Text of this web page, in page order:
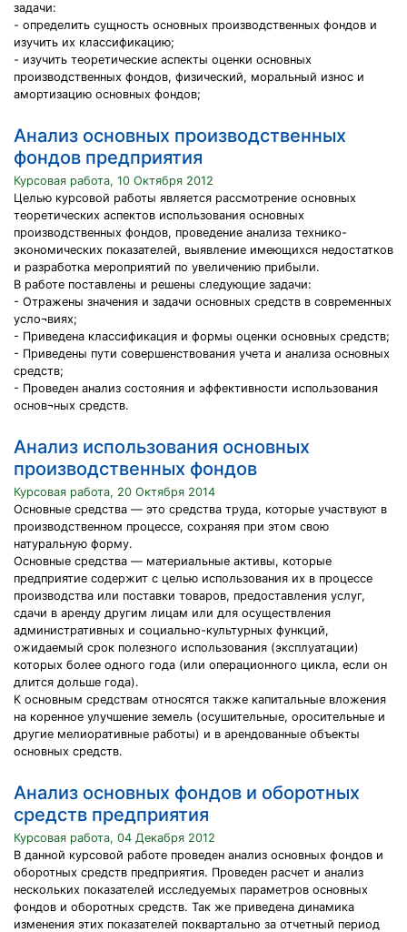
задачи:
- определить сущность основных производственных фондов и
изучить их классификацию;
- изучить теоретические аспекты оценки основных
производственных фондов, физический, моральный износ и
амортизацию основных фондов;
Анализ основных производственных
фондов предприятия
Курсовая работа, 10 Октября 2012
Целью курсовой работы является рассмотрение основных
теоретических аспектов использования основных
производственных фондов, проведение анализа технико-
экономических показателей, выявление имеющихся недостатков
и разработка мероприятий по увеличению прибыли.
В работе поставлены и решены следующие задачи:
- Отражены значения и задачи основных средств в современных
усло¬виях;
- Приведена классификация и формы оценки основных средств;
- Приведены пути совершенствования учета и анализа основных
средств;
- Проведен анализ состояния и эффективности использования
основ¬ных средств.
Анализ использования основных
производственных фондов
Курсовая работа, 20 Октября 2014
Основные средства — это средства труда, которые участвуют в
производственном процессе, сохраняя при этом свою
натуральную форму.
Основные средства — материальные активы, которые
предприятие содержит с целью использования их в процессе
производства или поставки товаров, предоставления услуг,
сдачи в аренду другим лицам или для осуществления
административных и социально-культурных функций,
ожидаемый срок полезного использования (эксплуатации)
которых более одного года (или операционного цикла, если он
длится дольше года).
К основным средствам относятся также капитальные вложения
на коренное улучшение земель (осушительные, оросительные и
другие мелиоративные работы) и в арендованные объекты
основных средств.
Анализ основных фондов и оборотных
средств предприятия
Курсовая работа, 04 Декабря 2012
В данной курсовой работе проведен анализ основных фондов и
оборотных средств предприятия. Проведен расчет и анализ
нескольких показателей исследуемых параметров основных
фондов и оборотных средств. Так же приведена динамика
изменения этих показателей поквартально за отчетный период